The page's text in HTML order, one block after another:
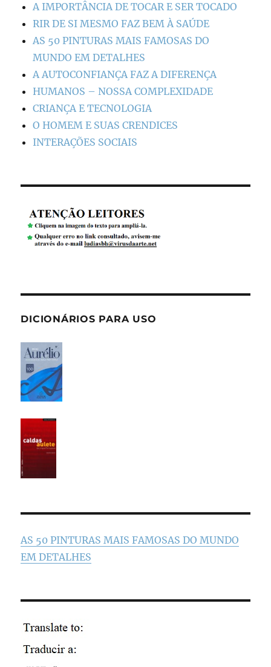
A IMPORTÂNCIA DE TOCAR E SER TOCADO
RIR DE SI MESMO FAZ BEM À SAÚDE
AS 50 PINTURAS MAIS FAMOSAS DO
MUNDO EM DETALHES
A AUTOCONFIANÇA FAZ A DIFERENÇA
HUMANOS – NOSSA COMPLEXIDADE
CRIANÇA E TECNOLOGIA
O HOMEM E SUAS CRENDICES
INTERAÇÕES SOCIAIS
DICIONÁRIOS PARA USO
AS 50 PINTURAS MAIS FAMOSAS DO MUNDO
EM DETALHES